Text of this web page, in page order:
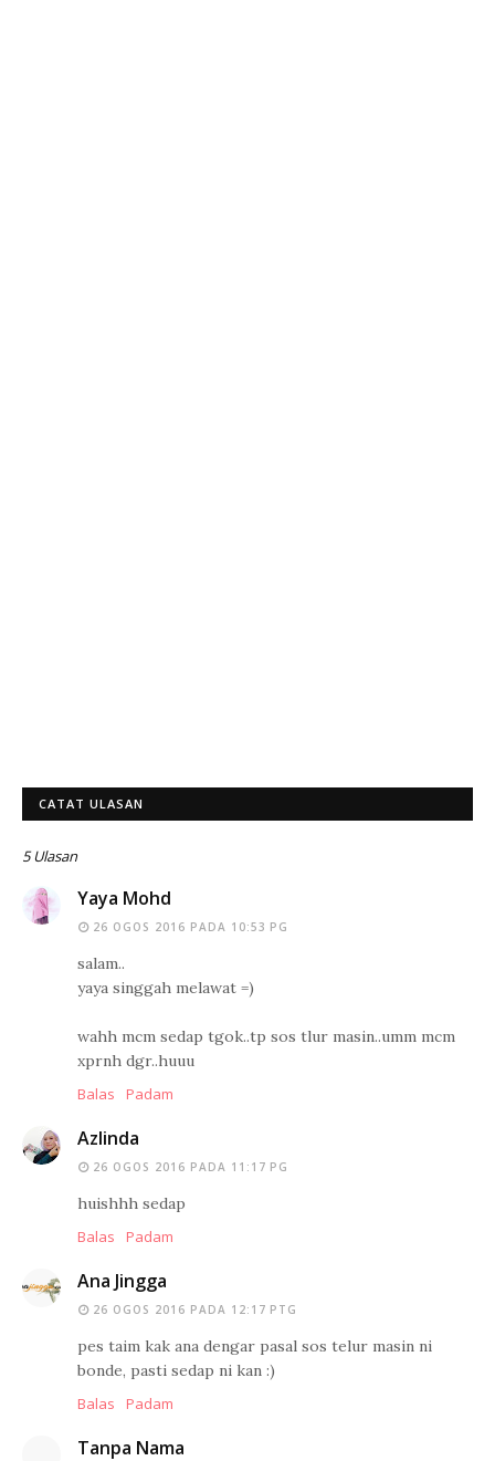
CATAT ULASAN
5 Ulasan
Yaya Mohd
26 OGOS 2016 PADA 10:53 PG
salam..
yaya singgah melawat =)
wahh mcm sedap tgok..tp sos tlur masin..umm mcm
xprnh dgr..huuu
Balas
Padam
Azlinda
26 OGOS 2016 PADA 11:17 PG
huishhh sedap
Balas
Padam
Ana Jingga
26 OGOS 2016 PADA 12:17 PTG
pes taim kak ana dengar pasal sos telur masin ni
bonde, pasti sedap ni kan :)
Balas
Padam
Tanpa Nama